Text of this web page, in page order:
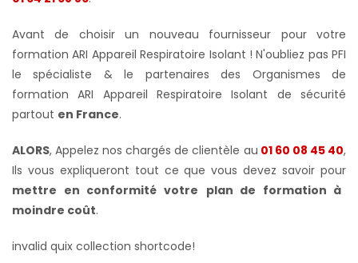
Avant de choisir un nouveau fournisseur pour votre
formation ARI Appareil Respiratoire Isolant ! N'oubliez pas PFI
le spécialiste & le partenaires des Organismes de
formation ARI Appareil Respiratoire Isolant de sécurité
partout en France.
ALORS, Appelez nos chargés de clientèle au 01 60 08 45 40,
Ils vous expliqueront tout ce que vous devez savoir pour
mettre en conformité votre plan de formation à
moindre coût.
invalid quix collection shortcode!